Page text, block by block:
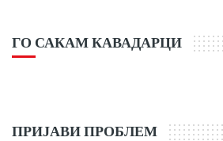
ГО САКАМ КАВАДАРЦИ
ПРИЈАВИ ПРОБЛЕМ